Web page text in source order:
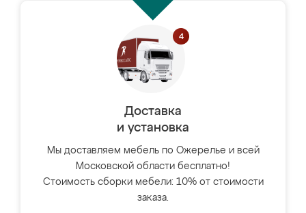
Доставка
и установка
Мы доставляем мебель по Ожерелье и всей
Московской области бесплатно!
Стоимость сборки мебели: 10% от стоимости
заказа.